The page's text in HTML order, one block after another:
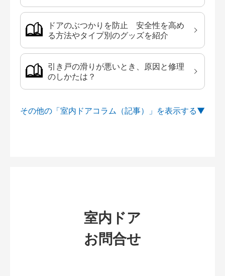
ドアのぶつかりを防止 安全性を高め
る方法やタイプ別のグッズを紹介
引き戸の滑りが悪いとき、原因と修理
のしかたは？
その他の「室内ドアコラム（記事）」を
室内ドア
お問合せ